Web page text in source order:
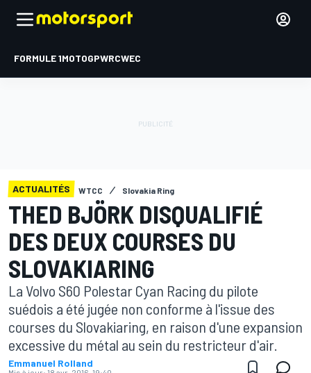
FORMULE 1MOTOGPWRCWEC
ACTUALITÉS WTCC Slovakia Ring
THED BJÖRK DISQUALIFIÉ
DES DEUX COURSES DU
SLOVAKIARING
La Volvo S60 Polestar Cyan Racing du pilote
suédois a été jugée non conforme à l'issue des
courses du Slovakiaring, en raison d'une expansion
excessive du métal au sein du restricteur d'air.
Emmanuel Rolland